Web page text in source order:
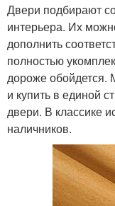
Двери подбирают
интерьера. Их
дополнить
полностью
дороже обойдется.
и купить в единой
двери. В классике
наличников.